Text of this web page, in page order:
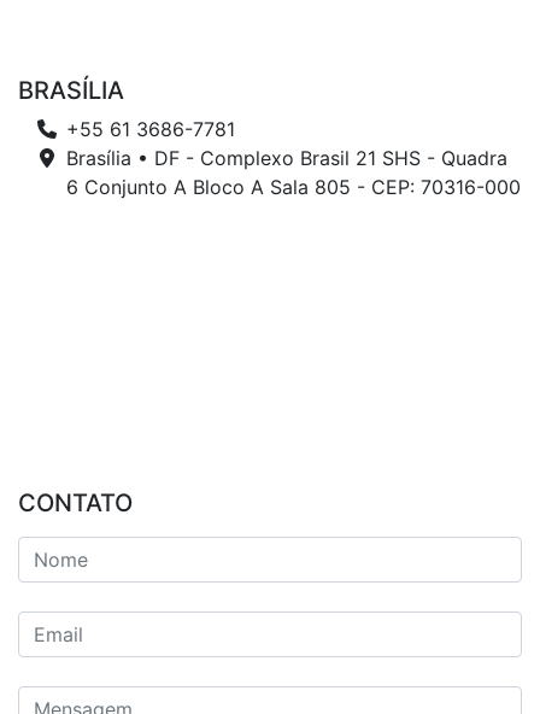
BRASÍLIA
+55 61 3686-7781
Brasília • DF - Complexo Brasil 21 SHS - Quadra
6 Conjunto A Bloco A Sala 805 - CEP: 70316-000
CONTATO